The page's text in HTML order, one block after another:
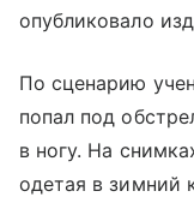
опубликовало
По сценарию
попал под
в ногу. На
одетая в зимний